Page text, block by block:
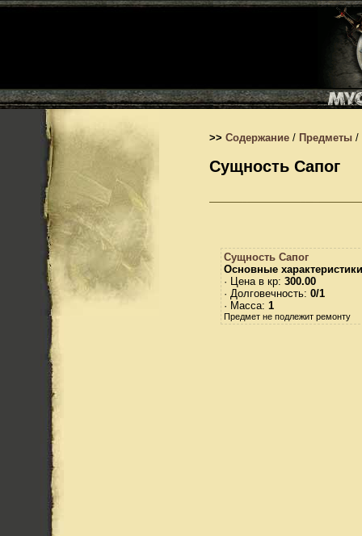
>> Содержание / Предметы /
Сущность Сапог
Сущность Сапог
Основные
· Цена в кр: 300.00
· Долговечность: 0/1
· Масса: 1
Предмет не подлежит ремонту